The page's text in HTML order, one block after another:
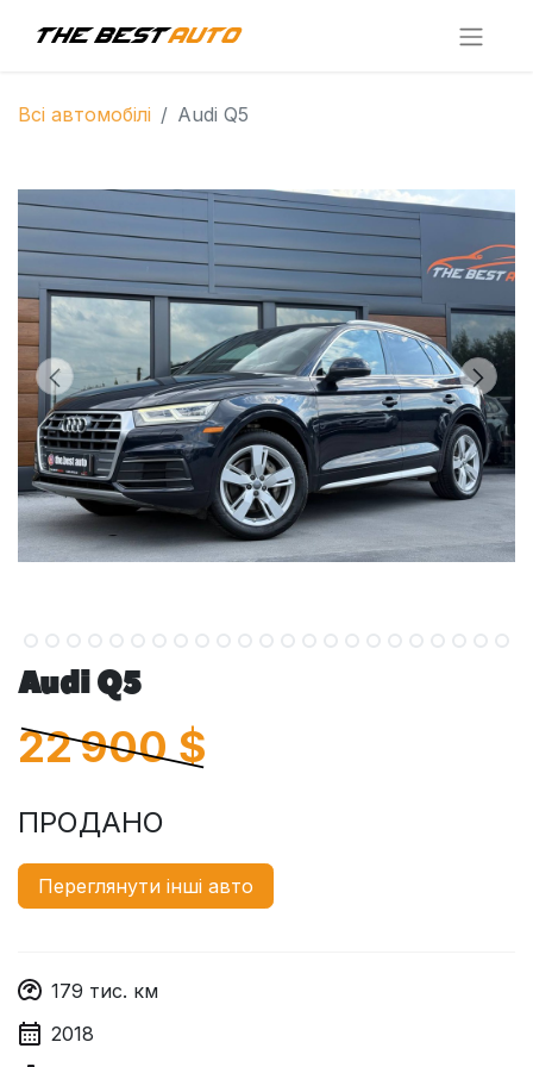
Всі автомобілі Audi Q5
Audi Q5
22 900$
ПРОДАНО
Переглянути інші авто
179 тис. км
2018